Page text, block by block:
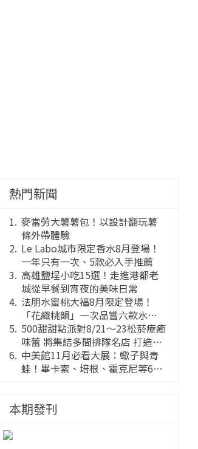
熱門新聞
麥當勞大薯薯包！以設計翻玩薯
條外帶體驗
Le Labo城市限定香水8月登場！
一年只有一次、5款必入手推薦
高雄鹽埕小吃15選！走進港都老
城從早餐到宵夜的美味日常
法朋水蜜桃大福8月限定登場！
「花織桃韻」一次品嘗六款水蜜
桃花果大福
500甜甜點派對8/21～23松菸療癒
味蕾 將集結多間排隊名店 打造靈
感創意的舞台
中美館11月必看大展：蠍子與青
蛙！畢卡索、培根、霍克尼等66
本期發刊